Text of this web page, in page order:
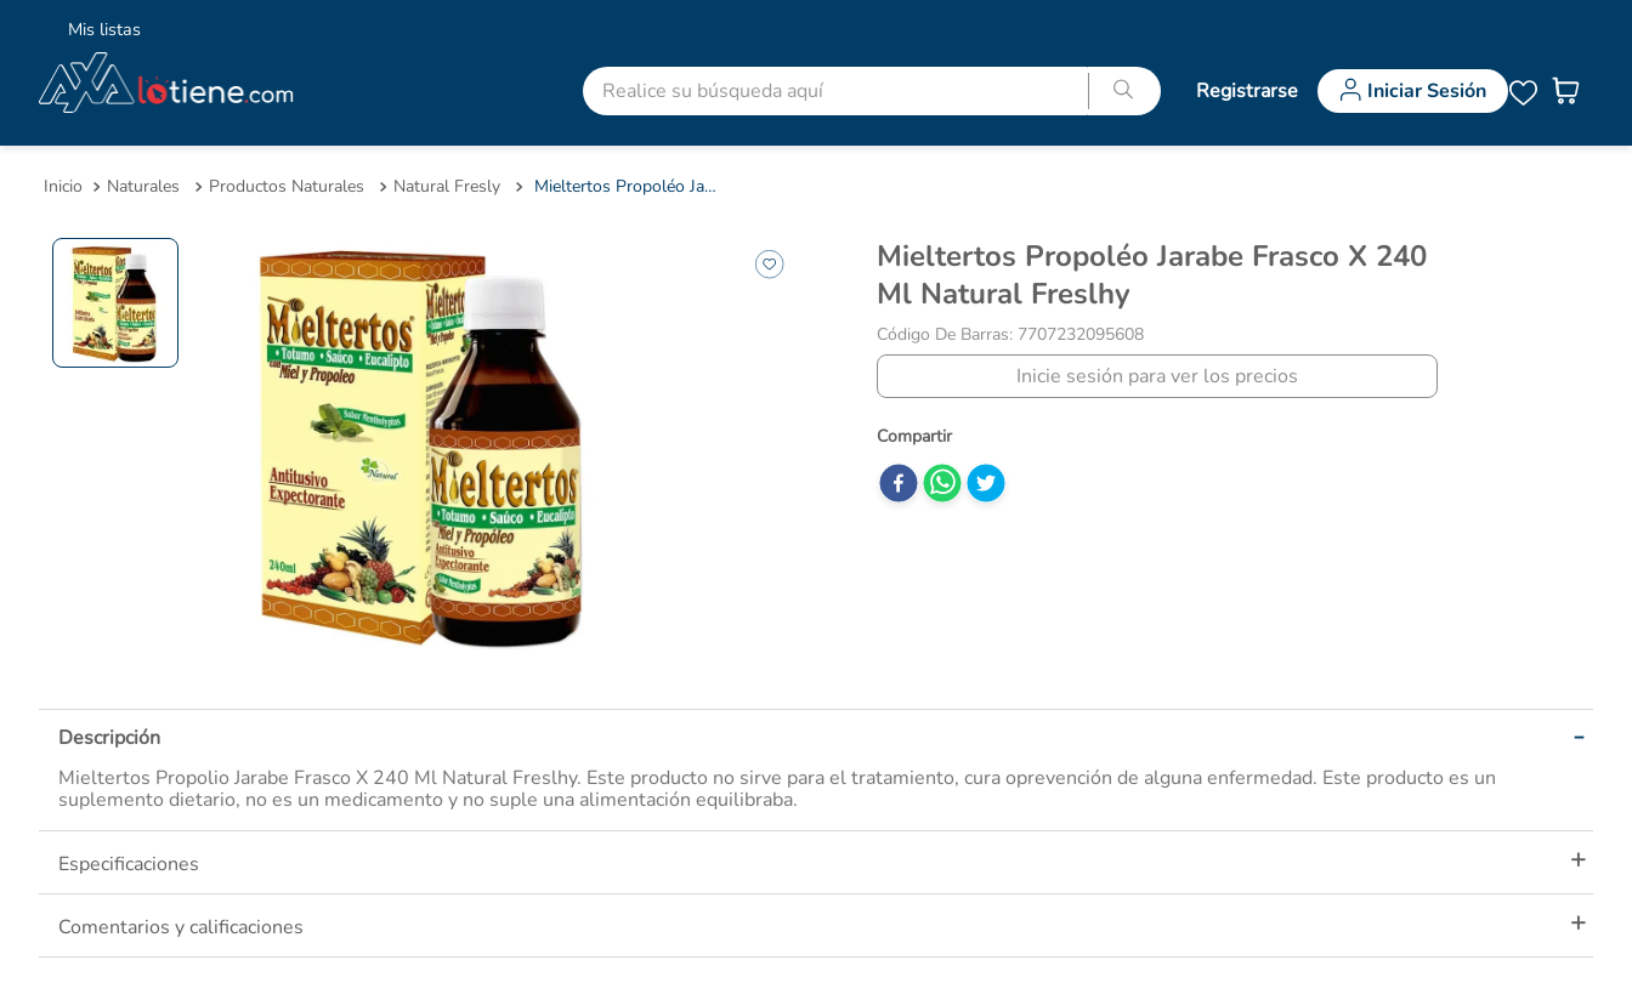
Mis listas
Realice su búsqueda aquí
Registrarse Iniciar Sesión
Naturales Productos Naturales Natural Fresly Mieltertos Propoléo Jarabe Frasco X 240 Ml Natural Freslhy
Mieltertos Propoléo Jarabe Frasco X 240
Ml Natural Freslhy
Código De Barras: 7707232095608
Inicie sesión para ver los precios
Descripción
Mieltertos Propolio Jarabe Frasco X 240 Ml Natural Freslhy. Este producto no sirve para el tratamiento, cura oprevención de alguna enfermedad. Este producto es un
suplemento dietario, no es un medicamento y no suple una alimentación equilibraba.
Especificaciones
Comentarios y calificaciones
advitabs
.
6.
pedialyte
7.
dolex
8.
desodorante
9.
clotrimazol
10. nivea